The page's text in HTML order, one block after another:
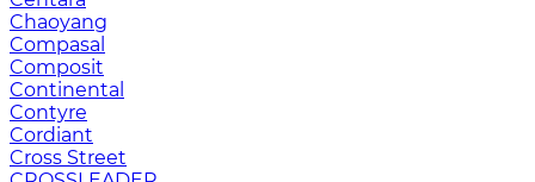
Chaoyang
Compasal
Composit
Continental
Contyre
Cordiant
Cross Street